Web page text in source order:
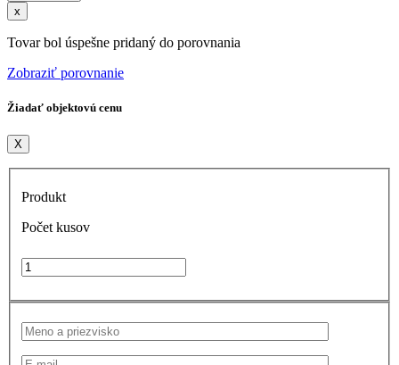
x
Tovar bol úspešne pridaný do porovnania
Zobraziť porovnanie
Žiadať objektovú cenu
X
Produkt
Počet kusov